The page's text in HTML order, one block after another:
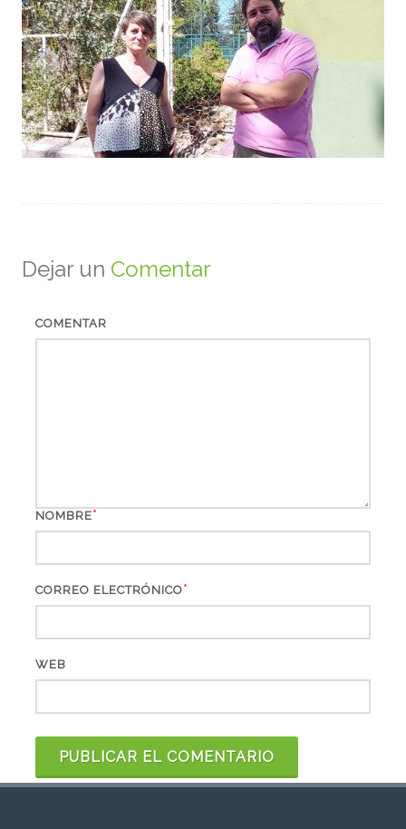
Dejar un Comentar
COMENTAR
NOMBRE*
CORREO ELECTRÓNICO*
WEB